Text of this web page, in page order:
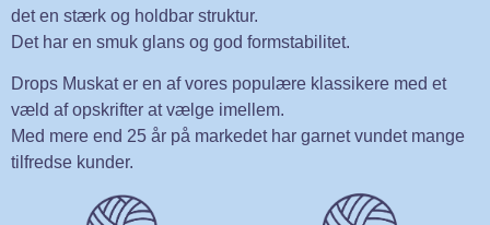
det en stærk og holdbar struktur.
Det har en smuk glans og god formstabilitet.
Drops Muskat er en af vores populære klassikere med et
væld af opskrifter at vælge imellem.
Med mere end 25 år på markedet har garnet vundet mange
tilfredse kunder.